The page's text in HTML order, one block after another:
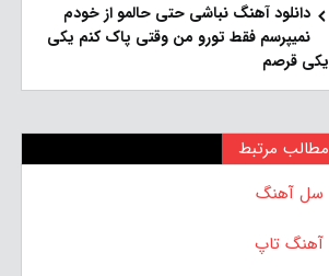
دانلود آهنگ نباشی حتی حالمو از خودم
نمیپرسم فقط تورو من وقتی پاک کنم یکی
یکی قرصم
مطالب مرتبط
سل آهنگ
آهنگ تاپ